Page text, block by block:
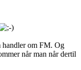
handler om FM. Og
når man når dertil